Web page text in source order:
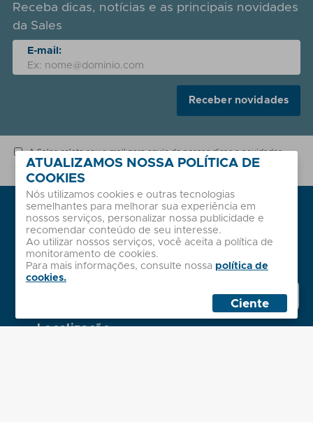
Receba dicas, notícias e as principais novidades
da Sales
E-mail:
Receber novidades
A Sales coleta seu e-mail para envio de nossas dicas e novidades.
Este dado não é compartilhado com terceiros e garantimos sua
Institucional
Sobre nós
Políticas
Atendimento
Minha Conta
Contato
Localização
Sales
ATUALIZAMOS NOSSA POLÍTICA DE
COOKIES
Nós utilizamos cookies e outras tecnologias
semelhantes para melhorar sua experiência em
nossos serviços, personalizar nossa publicidade e
recomendar conteúdo de seu interesse.
Ao utilizar nossos serviços, você aceita a política de
monitoramento de cookies.
Para mais informações, consulte nossa política de
cookies.
Ciente